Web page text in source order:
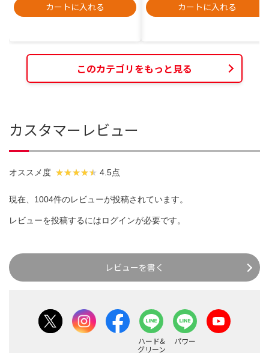
カートに入れる カートに入れる
このカテゴリをもっと見る
カスタマーレビュー
オススメ度 4.5点
現在、1004件のレビューが投稿されています。
レビューを投稿するにはログインが必要です。
レビューを書く
ハード&
グリーン
パワー